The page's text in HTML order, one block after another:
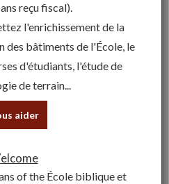
reçu fiscal).
l'enrichissement de la
des bâtiments de l'École, le
d'étudiants, l'étude de
de terrain...
aider
of the École biblique et